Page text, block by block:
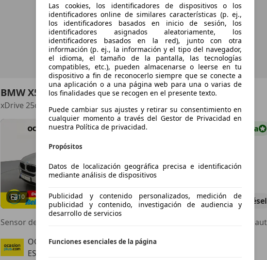
BMW X5
xDrive 25dA
10
€ 17.790 oferta
08/2014 161.898 km Diésel
OCASIONPLUS VITORIA
ES-01013 Vitoria-Gasteiz
Las cookies, los identificadores de dispositivos o los
identificadores online de similares características (p. ej.,
los identificadores basados en inicio de sesión, los
identificadores asignados aleatoriamente, los
identificadores basados en la red), junto con otra
información (p. ej., la información y el tipo del navegador,
el idioma, el tamaño de la pantalla, las tecnologías
compatibles, etc.), pueden almacenarse o leerse en tu
dispositivo a fin de reconocerlo siempre que se conecte a
una aplicación o a una página web para una o varias de
los finalidades que se recogen en el presente texto.
Puede cambiar sus ajustes y retirar su consentimiento en
cualquier momento a través del Gestor de Privacidad en
nuestra Política de privacidad.
Propósitos
Datos de localización geográfica precisa e identificación
mediante análisis de dispositivos
Publicidad y contenido personalizados, medición de
publicidad y contenido, investigación de audiencia y
desarrollo de servicios
Funciones esenciales de la página